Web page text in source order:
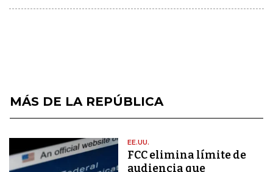
MÁS DE LA REPÚBLICA
EE.UU.
FCC elimina límite de
audiencia que